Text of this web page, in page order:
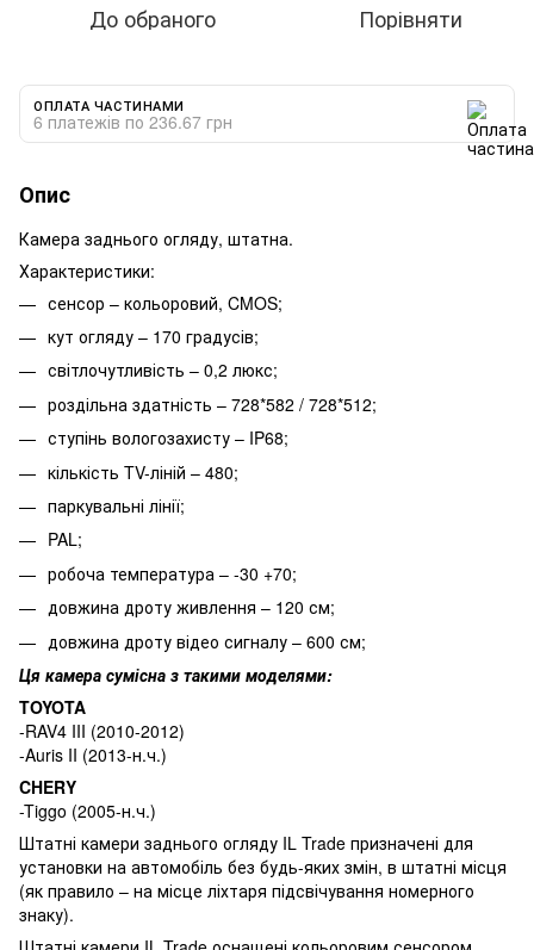
До обраного Порівняти
ОПЛАТА ЧАСТИНАМИ
6 платежів по 236.67 грн
Опис
Камера заднього огляду, штатна.
Характеристики:
сенсор – кольоровий, CMOS;
кут огляду – 170 градусів;
світлочутливість – 0,2 люкс;
роздільна здатність – 728*582 / 728*512;
ступінь вологозахисту – IP68;
кількість TV-ліній – 480;
паркувальні лінії;
PAL;
робоча температура – -30 +70;
довжина дроту живлення – 120 см;
довжина дроту відео сигналу – 600 см;
Ця камера сумісна з такими моделями:
TOYOTA
-RAV4 III (2010-2012)
-Auris II (2013-н.ч.)
CHERY
-Tiggo (2005-н.ч.)
Штатні камери заднього огляду IL Trade призначені для
установки на автомобіль без будь-яких змін, в штатні місця
(як правило – на місце ліхтаря підсвічування номерного
знаку).